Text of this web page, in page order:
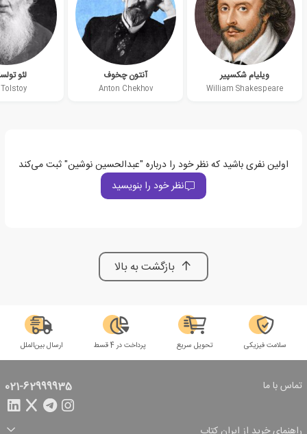
ویلیام شکسپیر
William Shakespeare
آنتون چخوف
Anton Chekhov
لئو
اولین نفری باشید که نظر خود را درباره "عبدالحسین نوشین" ثبت می‌کند
نظر خود را بنویسید
بازگشت به بالا
سلامت فیزیکی تحویل سریع پرداخت در 4 قسط ارسال بین‌الملل
تماس با ما 021-62999935